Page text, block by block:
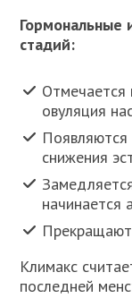
Гормональные
стадий:
Отмечается
овуляция
снижения
начинается
Климакс
последней